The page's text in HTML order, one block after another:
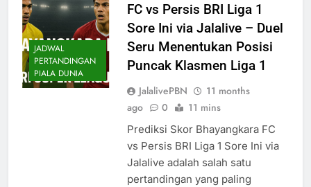
JADWAL
PERTANDINGAN
PIALA DUNIA
FC vs Persis BRI Liga 1
Sore Ini via Jalalive – Duel
Seru Menentukan Posisi
Puncak Klasmen Liga 1
JalalivePBN
11 months
ago
0 11 mins
Prediksi Skor Bhayangkara FC
vs Persis BRI Liga 1 Sore Ini via
Jalalive adalah salah satu
pertandingan yang paling